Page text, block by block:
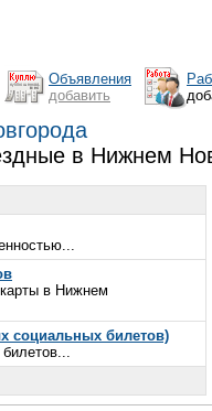
Объявления
добавить
в Нижнем
в Нижнем
социальных билетов)